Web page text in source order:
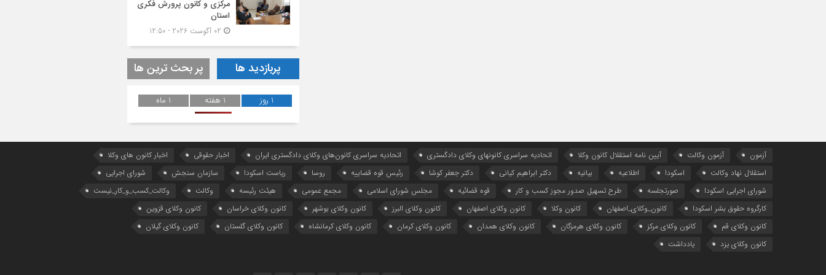
مرکزی و کانون پرورش فکری
استان
پربازدید ها پر بحث ترین ها
1 روز 1 هفته 1 ماه
آزمون آزمون وکالت آیین ‌نامه استقلال کانون وکلا اتحادیه سراسری کانونهای وکلای دادگستری اتحادیه سراسری کانون‌های وکلای دادگستری ایران اخبار حقوقی
اخبار کانون های وکلا
استقلال نهاد وکالت
اسکودا اطلاعیه بیانیه دکتر ابراهیم کیانی دکتر جعفر کوشا رئیس قوه قضاییه روسا ریاست اسکودا سازمان سنجش
شورای اجرایی
شورای اجرایی اسکودا
صورتجلسه طرح تسهیل صدور مجوز کسب و کار قوه قضائیه مجلس شورای اسلامی مجمع عمومی هیئت رئیسه وکالت
وکالت_کسب_و_کار_نیست
کارگروه حقوق بشر اسکودا
کانون_وکلای_اصفهان کانون وکلا کانون وکلای اصفهان کانون وکلای البرز کانون وکلای بوشهر کانون وکلای خراسان
کانون وکلای قزوین
کانون وکلای قم
کانون وکلای مرکز کانون وکلای هرمزگان کانون وکلای همدان کانون وکلای کرمان کانون وکلای کرمانشاه کانون وکلای گلستان
کانون وکلای گیلان
کانون وکلای یزد
یادداشت